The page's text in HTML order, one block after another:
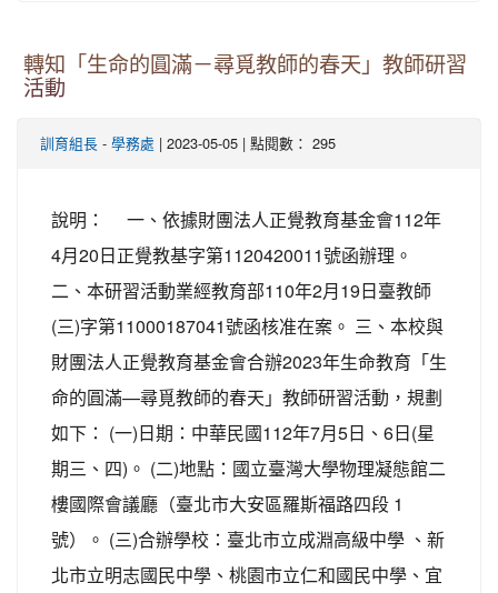
轉知「生命的圓滿－尋覓教師的春天」教師研習
活動
訓育組長 - 學務處 | 2023-05-05 | 點閱數： 295
說明： 一、依據財團法人正覺教育基金會112年
4月20日正覺教基字第1120420011號函辦理。
二、本研習活動業經教育部110年2月19日臺教師
(三)字第11000187041號函核准在案。 三、本校與
財團法人正覺教育基金會合辦2023年生命教育「生
命的圓滿—尋覓教師的春天」教師研習活動，規劃
如下： (一)日期：中華民國112年7月5日、6日(星
期三、四)。 (二)地點：國立臺灣大學物理凝態館二
樓國際會議廳（臺北市大安區羅斯福路四段 1
號）。 (三)合辦學校：臺北市立成淵高級中學 、新
北市立明志國民中學、桃園市立仁和國民中學、宜